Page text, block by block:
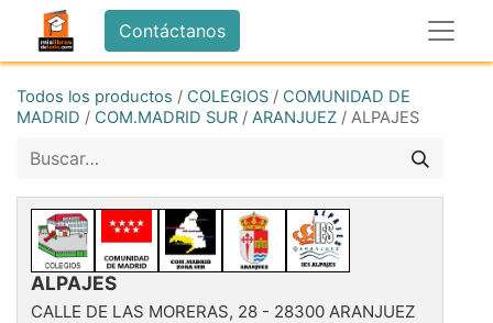
Contáctanos
Todos los productos / COLEGIOS / COMUNIDAD DE
MADRID / COM.MADRID SUR / ARANJUEZ / ALPAJES
ALPAJES
CALLE DE LAS MORERAS, 28 - 28300 ARANJUEZ